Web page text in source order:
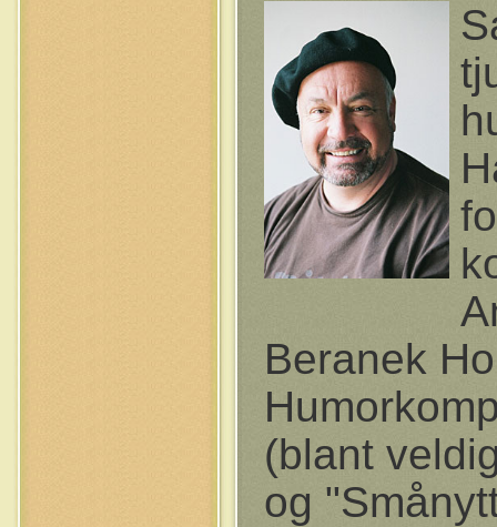
Beranek
(blant
og